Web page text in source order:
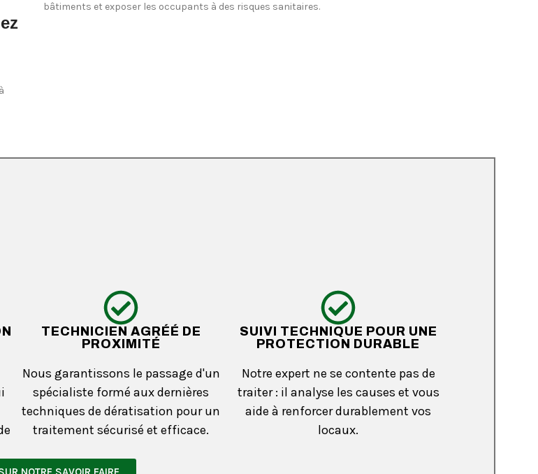
bâtiments et exposer les occupants à des risques sanitaires.
TECHNICIEN AGRÉÉ DE
PROXIMITÉ
Nous garantissons le passage d'un
spécialiste formé aux dernières
techniques de dératisation pour un
traitement sécurisé et efficace.
SUIVI TECHNIQUE POUR UNE
PROTECTION DURABLE
Notre expert ne se contente pas de
traiter : il analyse les causes et vous
aide à renforcer durablement vos
locaux.